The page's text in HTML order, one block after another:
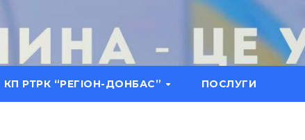
КП РТРК “РЕГІОН-ДОНБАС” ПОСЛУГИ